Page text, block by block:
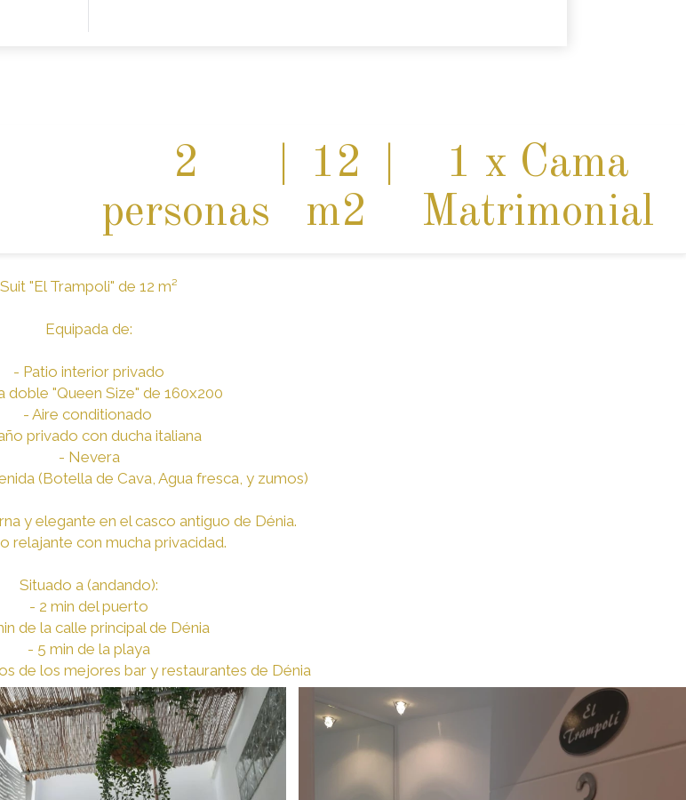
2
personas
12
m2
1 x Cama
Matrimonial
Suit "El Trampoli" de 12 m²
Equipada de:
- Patio interior privado
doble "Queen Size" de 160x200
- Aire conditionado
privado con ducha italiana
- Nevera
(Botella de Cava, Agua fresca, y zumos)
y elegante en el casco antiguo de Dénia.
relajante con mucha privacidad.
Situado a (andando):
- 2 min del puerto
de la calle principal de Dénia
- 5 min de la playa
de los mejores bar y restaurantes de Dénia